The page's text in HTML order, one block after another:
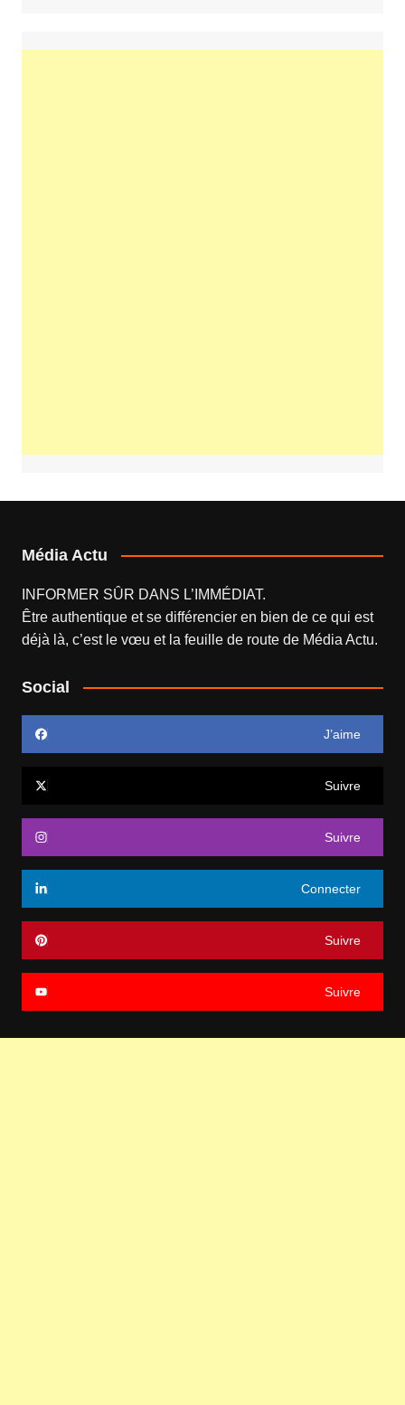
Média Actu
INFORMER SÛR DANS L’IMMÉDIAT.
Être authentique et se différencier en bien de ce qui est
déjà là, c’est le vœu et la feuille de route de Média Actu.
Social
J’aime
Suivre
Suivre
Connecter
Suivre
Suivre